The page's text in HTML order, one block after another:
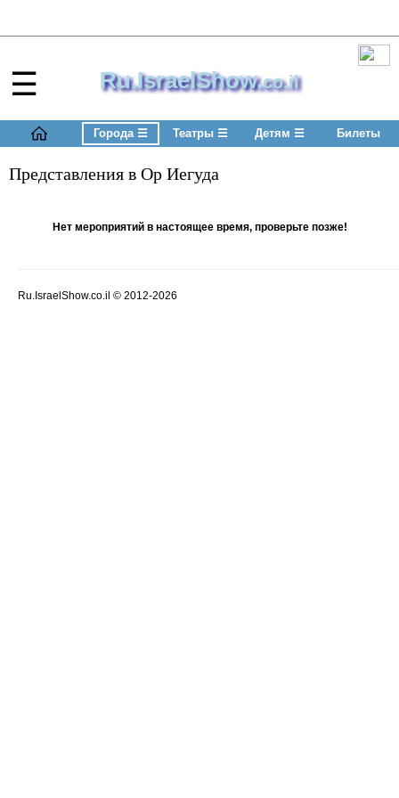
☰ Ru.IsraelShow.co.il
Города ☰ Театры ☰ Детям ☰ Билеты
Представления в Ор Иегуда
Нет мероприятий в настоящее время, проверьте позже!
Ru.IsraelShow.co.il © 2012-2026